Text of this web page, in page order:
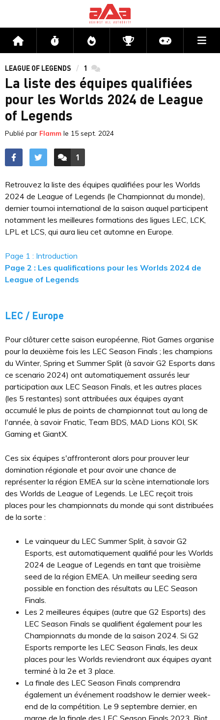
Accueil Flux Directs CompétitionsActu jeux
LEAGUE OF LEGENDS 1 commentaires
La liste des équipes qualifiées
pour les Worlds 2024 de League
of Legends
Publié par Flamm le 15 sept. 2024
ACCÉDER AUX
1
COMMENTAIRES
Retrouvez la liste des équipes qualifiées pour les Worlds
2024 de League of Legends (le Championnat du monde),
dernier tournoi international de la saison auquel participent
notamment les meilleures formations des ligues LEC, LCK,
LPL et LCS, qui aura lieu cet automne en Europe.
Page 1 : Introduction
Page 2 : Les qualifications pour les Worlds 2024 de
League of Legends
LEC / Europe
Pour clôturer cette saison européenne, Riot Games organise
pour la deuxième fois les LEC Season Finals ; les champions
du Winter, Spring et Summer Split (à savoir G2 Esports dans
ce scenario 2024) ont automatiquement assurés leur
participation aux LEC Season Finals, et les autres places
(les 5 restantes) sont attribuées aux équipes ayant
accumulé le plus de points de championnat tout au long de
l'année, à savoir Fnatic, Team BDS, MAD Lions KOI, SK
Gaming et GiantX.
Ces six équipes s'affronteront alors pour prouver leur
domination régionale et pour avoir une chance de
représenter la région EMEA sur la scène internationale lors
des Worlds de League of Legends. Le LEC reçoit trois
places pour les championnats du monde qui sont distribuées
de la sorte :
Le vainqueur du LEC Summer Split, à savoir G2
Esports, est automatiquement qualifié pour les Worlds
2024 de League of Legends en tant que troisième
seed de la région EMEA. Un meilleur seeding sera
possible en fonction des résultats au LEC Season
Finals.
Les 2 meilleures équipes (autre que G2 Esports) des
LEC Season Finals se qualifient également pour les
Championnats du monde de la saison 2024. Si G2
Esports remporte les LEC Season Finals, les deux
places pour les Worlds reviendront aux équipes ayant
terminé à la 2e et 3 place.
La finale des LEC Season Finals comprendra
également un événement roadshow le dernier week-
end de la compétition. Le 9 septembre dernier, en
marge de la finale des LEC Season Finals 2023, Riot